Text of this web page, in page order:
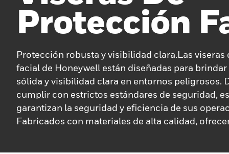
Protección
Protección robusta y visibilidad clara.Las viseras
facial de Honeywell están diseñadas para
sólida y visibilidad clara en entornos peligrosos.
cumplir con estrictos estándares de seguridad,
garantizan la seguridad y eficiencia de sus
Fabricados con materiales de alta calidad,